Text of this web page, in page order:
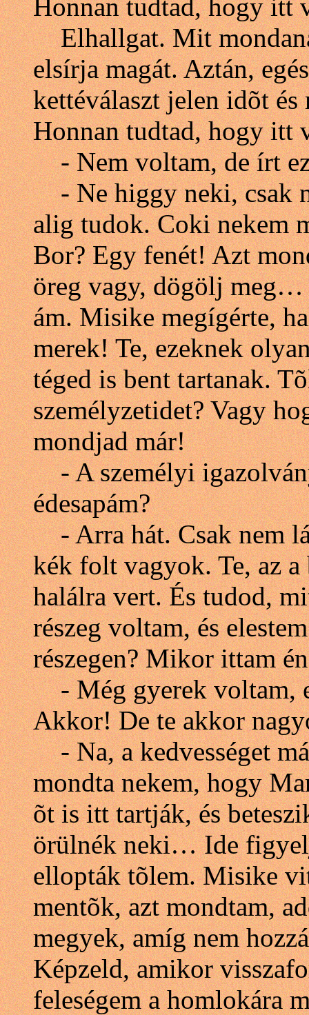
Honnan tudtad, hogy itt
Elhallgat. Mit
elsírja magát. Aztán,
kettéválaszt jelen idõt
Honnan tudtad, hogy itt
- Nem voltam, de írt
- Ne higgy neki, csak
alig tudok. Coki nekem
Bor? Egy fenét! Azt
öreg vagy, dögölj meg…
ám. Misike megígérte,
merek! Te, ezeknek
téged is bent tartanak.
személyzetidet? Vagy
mondjad már!
- A személyi
édesapám?
- Arra hát. Csak nem
kék folt vagyok. Te, az
halálra vert. És tudod,
részeg voltam, és
részegen? Mikor ittam
- Még gyerek voltam,
Akkor! De te akkor
- Na, a kedvességet
mondta nekem, hogy
õt is itt tartják, és
örülnék neki… Ide
ellopták tõlem. Misike
mentõk, azt mondtam,
megyek, amíg nem
Képzeld, amikor
feleségem a homlokára